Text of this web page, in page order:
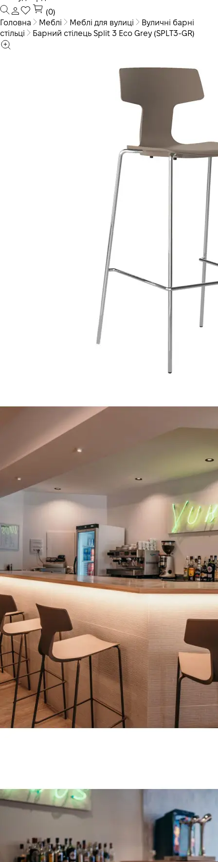
(0)
Головна
Меблі Меблі для вулиці
Вуличні барні
стільці
Барний стілець Split 3 Eco Grey (SPLT3-GR)